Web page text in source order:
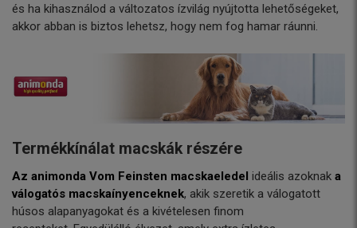
és ha kihasználod a változatos ízvilág nyújtotta lehetőségeket,
akkor abban is biztos lehetsz, hogy nem fog hamar ráunni.
Termékkínálat macskák részére
Az animonda Vom Feinsten macskaeledel ideális azoknak a
válogatós macskaínyenceknek, akik szeretik a válogatott
húsos alapanyagokat és a kivételesen finom